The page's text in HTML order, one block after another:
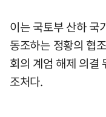
이는 국토부 산하 국
동조하는 정황의 협
회의 계엄 해제 의결
조처다.